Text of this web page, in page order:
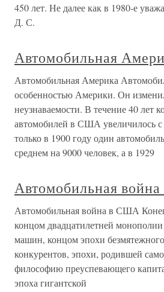
450 лет. Не далее как в 1980-е
Д. С.
Автомобильная
Автомобильная Америка
особенностью Америки. Он
неузнаваемости. В течение 40 лет
автомобилей в США увеличилось
только в 1900 году один
среднем на 9000 человек, а в 1929
Автомобильная
Автомобильная война в США
концом двадцатилетней
машин, концом эпохи
конкурентов, эпохи, родившей
философию преуспевающего
эпоха гигантской